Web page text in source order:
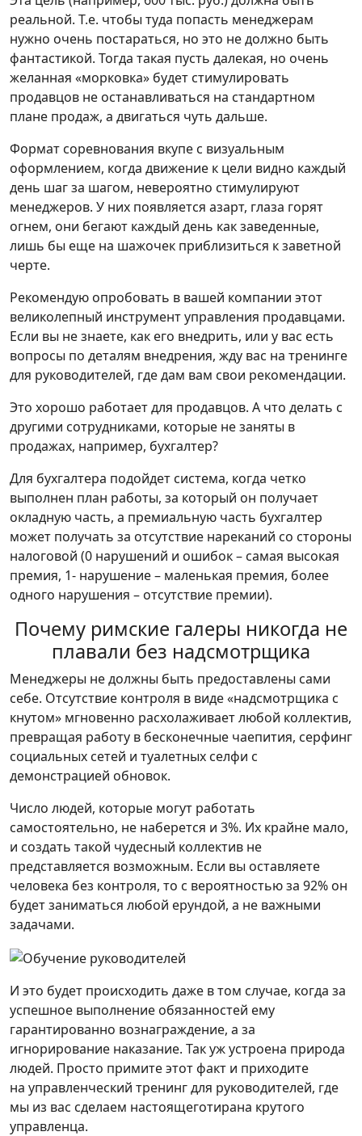
реальной. Т.е. чтобы туда попасть менеджерам
нужно очень постараться, но это не должно быть
фантастикой. Тогда такая пусть далекая, но очень
желанная «морковка» будет стимулировать
продавцов не останавливаться на стандартном
плане продаж, а двигаться чуть дальше.
Формат соревнования вкупе с визуальным
оформлением, когда движение к цели видно каждый
день шаг за шагом, невероятно стимулируют
менеджеров. У них появляется азарт, глаза горят
огнем, они бегают каждый день как заведенные,
лишь бы еще на шажочек приблизиться к заветной
черте.
Рекомендую опробовать в вашей компании этот
великолепный инструмент управления продавцами.
Если вы не знаете, как его внедрить, или у вас есть
вопросы по деталям внедрения, жду вас на тренинге
для руководителей, где дам вам свои рекомендации.
Это хорошо работает для продавцов. А что делать с
другими сотрудниками, которые не заняты в
продажах, например, бухгалтер?
Для бухгалтера подойдет система, когда четко
выполнен план работы, за который он получает
окладную часть, а премиальную часть бухгалтер
может получать за отсутствие нареканий со стороны
налоговой (0 нарушений и ошибок – самая высокая
премия, 1- нарушение – маленькая премия, более
одного нарушения – отсутствие премии).
Почему римские галеры никогда не
плавали без надсмотрщика
Менеджеры не должны быть предоставлены сами
себе. Отсутствие контроля в виде «надсмотрщика с
кнутом» мгновенно расхолаживает любой коллектив,
превращая работу в бесконечные чаепития, серфинг
социальных сетей и туалетных селфи с
демонстрацией обновок.
Число людей, которые могут работать
самостоятельно, не наберется и 3%. Их крайне мало,
и создать такой чудесный коллектив не
представляется возможным. Если вы оставляете
человека без контроля, то с вероятностью за 92% он
будет заниматься любой ерундой, а не важными
задачами.
И это будет происходить даже в том случае, когда за
успешное выполнение обязанностей ему
гарантированно вознаграждение, а за
игнорирование наказание. Так уж устроена природа
людей. Просто примите этот факт и приходите
на управленческий тренинг для руководителей, где
мы из вас сделаем настоящеготирана крутого
управленца.